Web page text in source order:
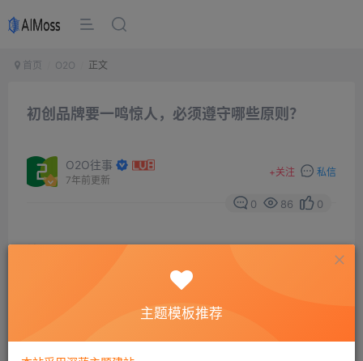
首页 O2O 正文
初创品牌要一鸣惊人，必须遵守哪些原则？
O2O往事
7年前更新
+关注 私信
0 86 0
经进入品牌天堂象限的“明珠”们，我们可以观察到它们有
们反向推演——一个初创品牌如果要生而不凡，至少应该
主题模板推荐